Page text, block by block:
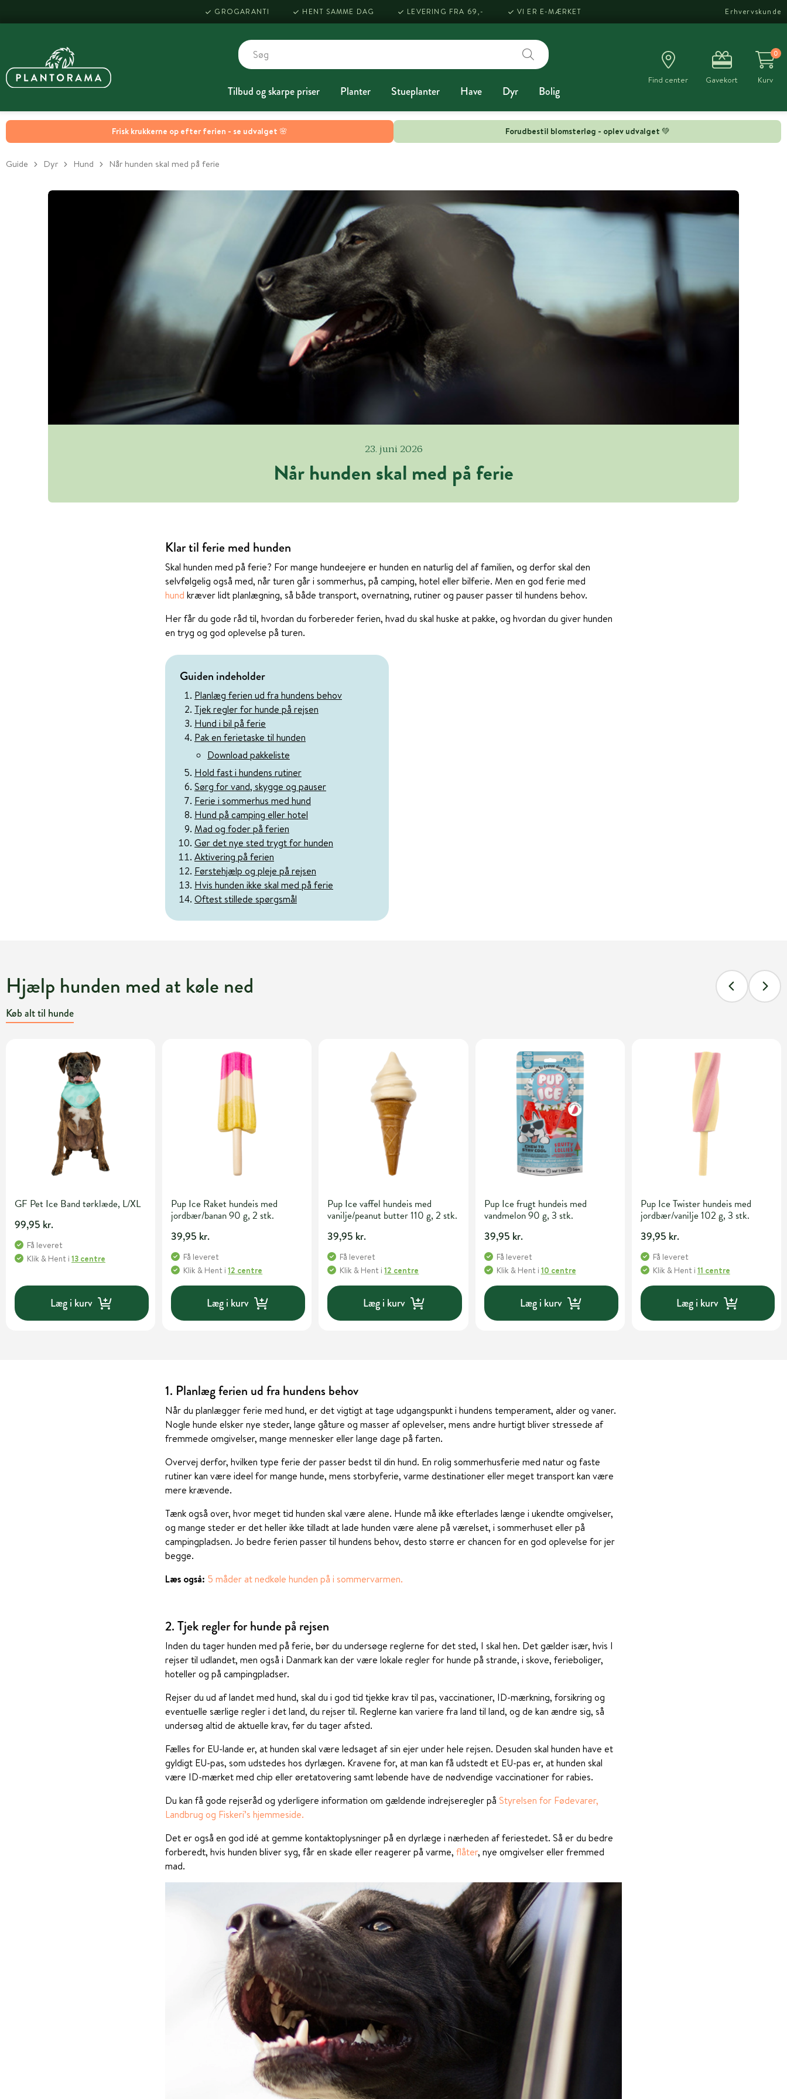
Frisk krukkerne op efter ferien - se udvalget 🌸 Forudbestil blomsterløg - oplev udvalget 💚
GROGARANTI HENT SAMME DAG LEVERING FRA 69,- VI ER E-MÆRKET Erhvervskunde
Tilbud og skarpe priser Planter Stueplanter Have Dyr Bolig
Find center Gavekort
0
Kurv
Guide Dyr Hund Når hunden skal med på ferie
23. juni 2026
Når hunden skal med på ferie
Klar til ferie med hunden
Skal hunden med på ferie? For mange hundeejere er hunden en naturlig del af familien, og derfor skal den
selvfølgelig også med, når turen går i sommerhus, på camping, hotel eller bilferie. Men en god ferie med
hund kræver lidt planlægning, så både transport, overnatning, rutiner og pauser passer til hundens behov.
Her får du gode råd til, hvordan du forbereder ferien, hvad du skal huske at pakke, og hvordan du giver hunden
en tryg og god oplevelse på turen.
Guiden indeholder
Planlæg ferien ud fra hundens behov
Tjek regler for hunde på rejsen
Hund i bil på ferie
Pak en ferietaske til hunden
Download pakkeliste
Hold fast i hundens rutiner
Sørg for vand, skygge og pauser
Ferie i sommerhus med hund
Hund på camping eller hotel
Mad og foder på ferien
Gør det nye sted trygt for hunden
Aktivering på ferien
Førstehjælp og pleje på rejsen
Hvis hunden ikke skal med på ferie
Oftest stillede spørgsmål
Hjælp hunden med at køle ned
Køb alt til hunde
GF Pet Ice Band tørklæde, L/XL
99,95 kr.
Få leveret
Klik & Hent i 13 centre
Læg i kurv
Pup Ice Raket hundeis med
jordbær/banan 90 g, 2 stk.
39,95 kr.
Få leveret
Klik & Hent i12 centre
Læg i kurv
Pup Ice vaffel hundeis med
vanilje/peanut butter 110 g, 2 stk.
39,95 kr.
Få leveret
Klik & Hent i12 centre
Læg i kurv
Pup Ice frugt hundeis med
vandmelon 90 g, 3 stk.
39,95 kr.
Få leveret
Klik & Hent i 10 centre
Læg i kurv
Pup Ice Twister hundeis med
jordbær/vanilje 102 g, 3 stk.
39,95 kr.
Få leveret
Klik & Hent i 11 centre
Læg i kurv
1. Planlæg ferien ud fra hundens behov
Når du planlægger ferie med hund, er det vigtigt at tage udgangspunkt i hundens temperament, alder og vaner.
Nogle hunde elsker nye steder, lange gåture og masser af oplevelser, mens andre hurtigt bliver stressede af
fremmede omgivelser, mange mennesker eller lange dage på farten.
Overvej derfor, hvilken type ferie der passer bedst til din hund. En rolig sommerhusferie med natur og faste
rutiner kan være ideel for mange hunde, mens storbyferie, varme destinationer eller meget transport kan være
mere krævende.
Tænk også over, hvor meget tid hunden skal være alene. Hunde må ikke efterlades længe i ukendte omgivelser,
og mange steder er det heller ikke tilladt at lade hunden være alene på værelset, i sommerhuset eller på
campingpladsen. Jo bedre ferien passer til hundens behov, desto større er chancen for en god oplevelse for jer
begge.
Læs også: 5 måder at nedkøle hunden på i sommervarmen.
2. Tjek regler for hunde på rejsen
Inden du tager hunden med på ferie, bør du undersøge reglerne for det sted, I skal hen. Det gælder især, hvis I
rejser til udlandet, men også i Danmark kan der være lokale regler for hunde på strande, i skove, ferieboliger,
hoteller og på campingpladser.
Rejser du ud af landet med hund, skal du i god tid tjekke krav til pas, vaccinationer, ID-mærkning, forsikring og
eventuelle særlige regler i det land, du rejser til. Reglerne kan variere fra land til land, og de kan ændre sig, så
undersøg altid de aktuelle krav, før du tager afsted.
Fælles for EU-lande er, at hunden skal være ledsaget af sin ejer under hele rejsen. Desuden skal hunden have et
gyldigt EU-pas, som udstedes hos dyrlægen. Kravene for, at man kan få udstedt et EU-pas er, at hunden skal
være ID-mærket med chip eller øretatovering samt løbende have de nødvendige vaccinationer for rabies.
Du kan få gode rejseråd og yderligere information om gældende indrejseregler på Styrelsen for Fødevarer,
Landbrug og Fiskeri’s hjemmeside.
Det er også en god idé at gemme kontaktoplysninger på en dyrlæge i nærheden af feriestedet. Så er du bedre
forberedt, hvis hunden bliver syg, får en skade eller reagerer på varme, flåter, nye omgivelser eller fremmed
mad.